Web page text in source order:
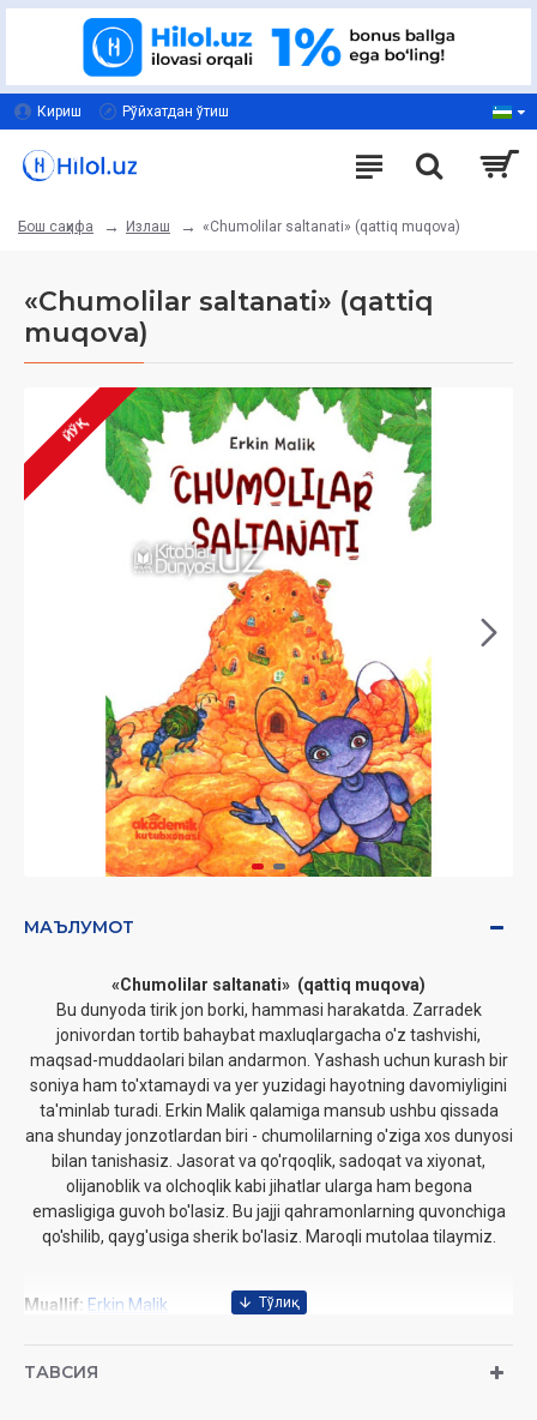
Кириш Рўйхатдан ўтиш
Бош саҳифа Излаш «Chumolilar saltanati» (qattiq muqova)
«Chumolilar saltanati» (qattiq
muqova)
ЙЎҚ
МАЪЛУМОТ
«Chumolilar saltanati» (qattiq muqova)
Bu dunyoda tirik jon borki, hammasi harakatda. Zarradek
jonivordan tortib bahaybat maxluqlargacha o'z tashvishi,
maqsad-muddaolari bilan andarmon. Yashash uchun kurash bir
soniya ham to'xtamaydi va yer yuzidagi hayotning davomiyligini
ta'minlab turadi. Erkin Malik qalamiga mansub ushbu qissada
ana shunday jonzotlardan biri - chumolilarning o'ziga xos dunyosi
bilan tanishasiz. Jasorat va qo'rqoqlik, sadoqat va xiyonat,
olijanoblik va olchoqlik kabi jihatlar ularga ham begona
emasligiga guvoh bo'lasiz. Bu jajji qahramonlarning quvonchiga
qo'shilib, qayg'usiga sherik bo'lasiz. Maroqli mutolaa tilaymiz.
Muallif: Erkin Malik
Hajmi:160 bet
ТАВСИЯ